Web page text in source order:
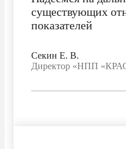
существующих
показателей
Секин Е. В.
Директор «НПП